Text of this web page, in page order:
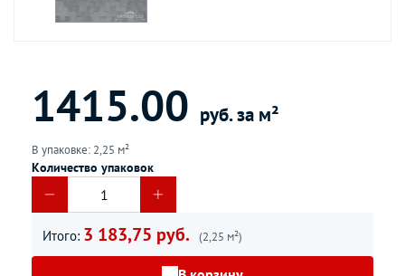
1415.00 руб. за м²
В упаковке: 2,25 м²
Количество упаковок
Итого: 3 183,75 руб. (2,25 м²)